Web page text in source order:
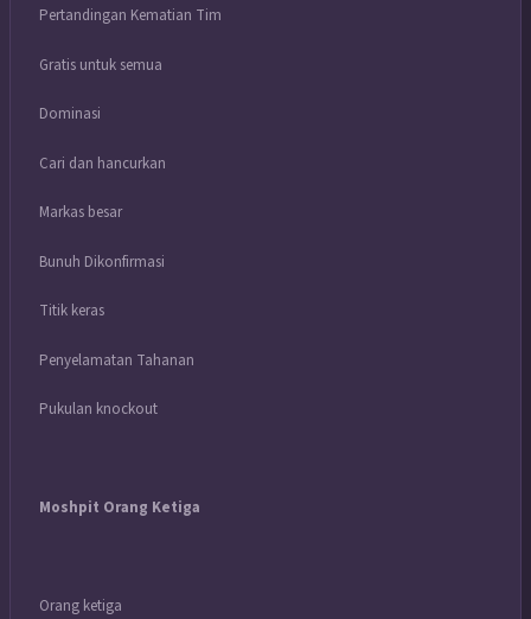
Pertandingan Kematian Tim
Gratis untuk semua
Dominasi
Cari dan hancurkan
Markas besar
Bunuh Dikonfirmasi
Titik keras
Penyelamatan Tahanan
Pukulan knockout
Moshpit Orang Ketiga
Orang ketiga